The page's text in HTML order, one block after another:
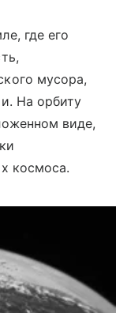
где его
мусора,
На орбиту
виде,
космоса.